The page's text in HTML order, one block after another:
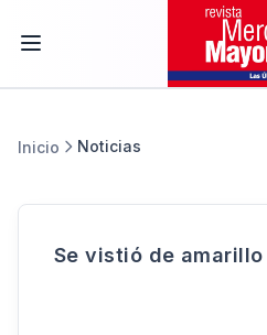
Inicio Noticias
Se vistió de